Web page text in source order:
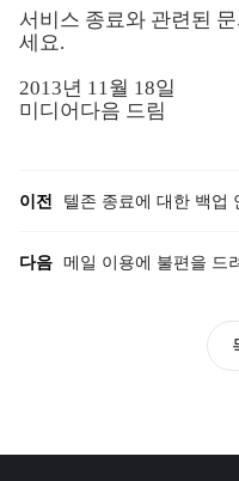
서비스 종료와 관련된
세요.
2013년 11월 18일
미디어다음 드림
이전 텔존 종료에 대한 백업
다음 메일 이용에 불편을 드